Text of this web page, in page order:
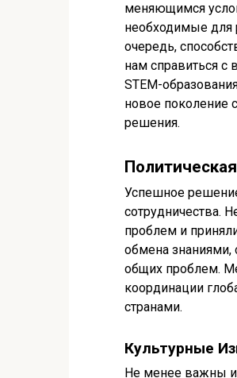
меняющимся
необходимые для
очередь,
нам справиться с
STEM-
новое поколение
решения.
Успешное
сотрудничества.
проблем и
обмена
общих проблем.
координации
странами.
Культурные
Не менее важны